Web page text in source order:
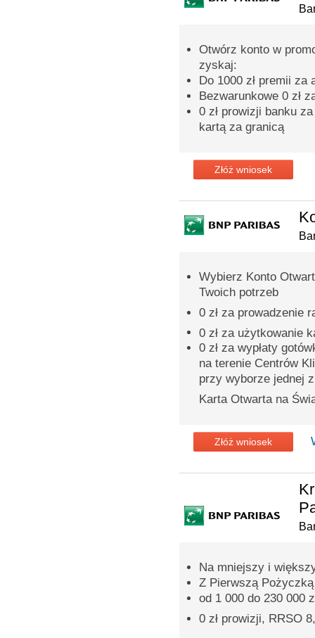
Otwórz konto w
zyskaj:
Do 1000 zł premii za
Bezwarunkowe 0 zł
0 zł prowizji banku
kartą za granicą
Złóż wniosek
Wybierz Konto
Twoich potrzeb
0 zł za prowadzenie
0 zł za użytkowanie
0 zł za wypłaty
na terenie Centrów
przy wyborze jednej
Karta Otwarta na
Złóż wniosek
Na mniejszy i
Z Pierwszą
od 1 000 do 230 000
0 zł prowizji, RRSO